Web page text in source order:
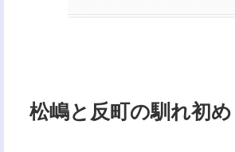
松嶋と反町の馴れ初め